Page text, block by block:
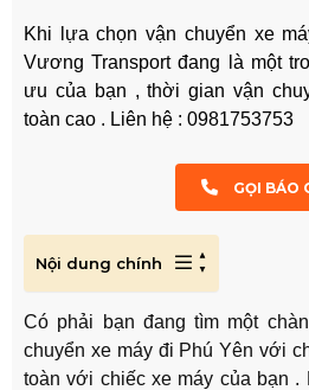
Khi lựa chọn vận chuyển xe
Vương Transport đang là một
ưu của bạn , thời gian vận
toàn cao . Liên hệ : 0981753753
GỌI BÁO
Nội dung chính
Có phải bạn đang tìm một
chuyển xe máy đi Phú Yên với
toàn với chiếc xe máy của bạn .